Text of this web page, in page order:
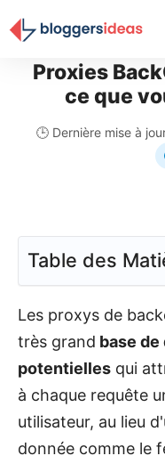
Proxies
ce que
🕒 Dernière mise à
Table des
Les proxys de
très grand base de
potentielles qui
à chaque requête
utilisateur, au lieu
donnée comme le